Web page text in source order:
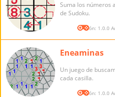
Suma los números
de Sudoku.
Versión: 1.0.0
Eneaminas
Un juego de
cada casilla.
Versión: 1.0.0